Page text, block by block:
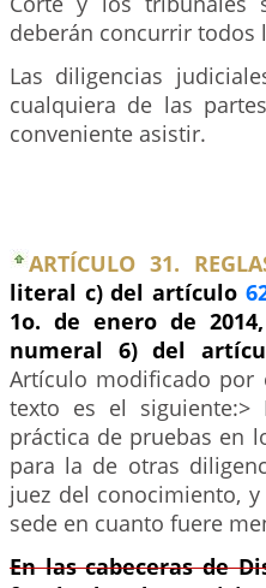
deberán concurrir todos
Las diligencias
cualquiera de las
conveniente asistir.
ARTÍCULO 31.
literal c) del artículo
1o. de enero de
numeral 6) del
Artículo modificado por
texto es el
práctica de pruebas en
para la de otras
juez del conocimiento,
sede en cuanto fuere
En las cabeceras de